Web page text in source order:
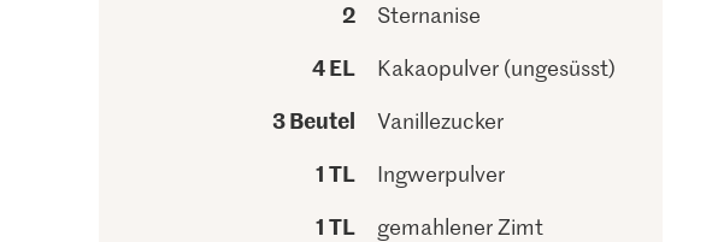
2 Sternanise
4 EL Kakaopulver (ungesüsst)
3 Beutel Vanillezucker
1 TL Ingwerpulver
1 TL gemahlener Zimt